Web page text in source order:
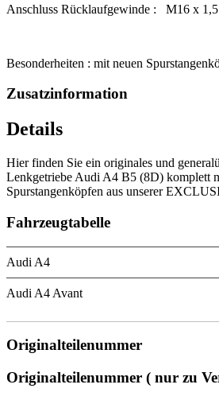
Anschluss Rücklaufgewinde : M16 x 1,5
Besonderheiten : mit neuen
Zusatzinformation
Details
Hier finden Sie ein originales und
Lenkgetriebe Audi A4 B5 (8D) komplett
Spurstangenköpfen aus unserer
Fahrzeugtabelle
Audi A4
Audi A4 Avant
Originalteilenummer
Originalteilenummer ( nur zu